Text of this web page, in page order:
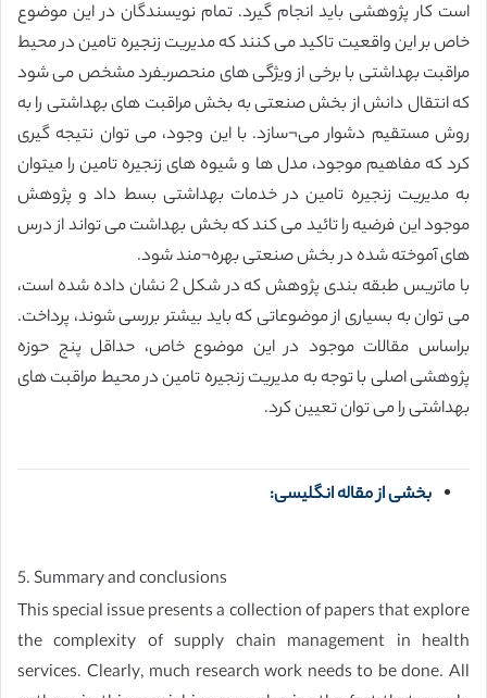
است کار پژوهشی باید انجام گیرد. تمام نویسندگان در این موضوع
خاص بر این واقعیت تاکید می کنند که مدیریت زنجیره تامین در محیط
مراقبت بهداشتی با برخی از ویژگی های منحصربفرد مشخص می شود
که انتقال دانش از بخش صنعتی به بخش مراقبت های بهداشتی را به
روش مستقیم دشوار می¬سازد. با این وجود، می توان نتیجه گیری
کرد که مفاهیم موجود، مدل ها و شیوه های زنجیره تامین را میتوان
به مدیریت زنجیره تامین در خدمات بهداشتی بسط داد و پژوهش
موجود این فرضیه را تائید می کند که بخش بهداشت می تواند از درس
های آموخته شده در بخش صنعتی بهره¬مند شود.
با ماتریس طبقه بندی پژوهش که در شکل 2 نشان داده شده است،
می توان به بسیاری از موضوعاتی که باید بیشتر بررسی شوند، پرداخت.
براساس مقالات موجود در این موضوع خاص، حداقل پنج حوزه
پژوهشی اصلی با توجه به مدیریت زنجیره تامین در محیط مراقبت های
بهداشتی را می توان تعیین کرد.
بخشی از مقاله انگلیسی:
5. Summary and conclusions
This special issue presents a collection of papers that explore
the complexity of supply chain management in health
services. Clearly, much research work needs to be done. All